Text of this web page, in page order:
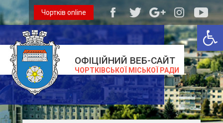
ОФІЦІЙНИЙ ВЕБ-САЙТ
ЧОРТКІВСЬКОЇ МІСЬКОЇ РАДИ
Чортків online